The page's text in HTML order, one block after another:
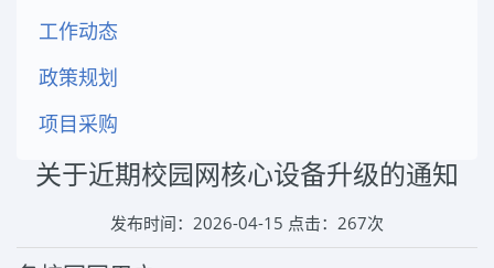
工作动态
政策规划
项目采购
关于近期校园网核心设备升级的通知
发布时间：2026-04-15 点击： 267次